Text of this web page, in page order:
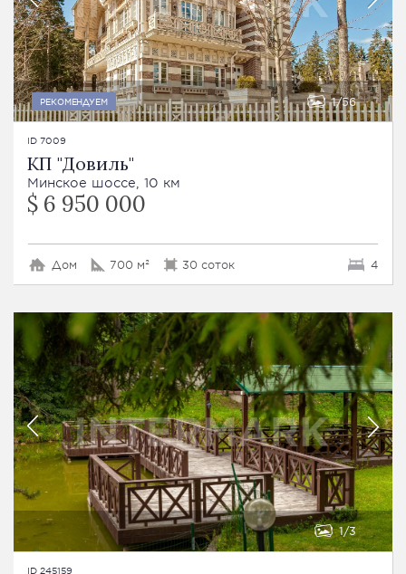
РЕКОМЕНДУЕМ 1 56
ID 7009
КП "Довиль"
Минское шоссе, 10 км
$ 6 950 000
Дом 700 м² 30 соток 4
1 3
ID 245159